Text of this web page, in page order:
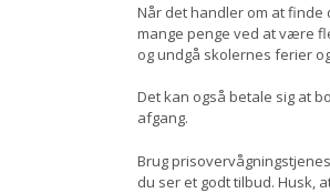
Når det handler om at finde
mange penge ved at være
og undgå skolernes ferier
Det kan også betale sig at
afgang.
Brug
du ser et godt tilbud. Husk,